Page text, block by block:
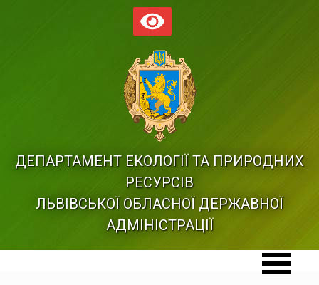
ДЕПАРТАМЕНТ ЕКОЛОГІЇ ТА ПРИРОДНИХ
РЕСУРСІВ
ЛЬВІВСЬКОЇ ОБЛАСНОЇ ДЕРЖАВНОЇ
АДМІНІСТРАЦІЇ